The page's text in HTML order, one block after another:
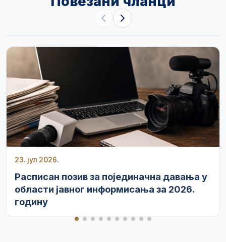
23. јул 2026.
Расписан позив за појединачна давања у
области јавног информисања за 2026.
годину